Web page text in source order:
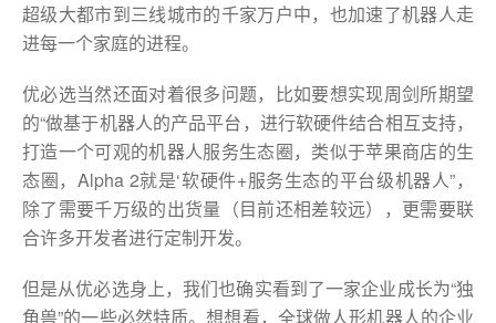
超级大都市到三线城市的千家万户中，也加速了机器人走
进每一个家庭的进程。
优必选当然还面对着很多问题，比如要想实现周剑所期望
的“做基于机器人的产品平台，进行软硬件结合相互支持，
打造一个可观的机器人服务生态圈，类似于苹果商店的生
态圈，Alpha 2就是‘软硬件+服务生态的平台级机器人”，
除了需要千万级的出货量（目前还相差较远），更需要联
合许多开发者进行定制开发。
但是从优必选身上，我们也确实看到了一家企业成长为“独
角兽”的一些必然特质。想想看，全球做人形机器人的企业